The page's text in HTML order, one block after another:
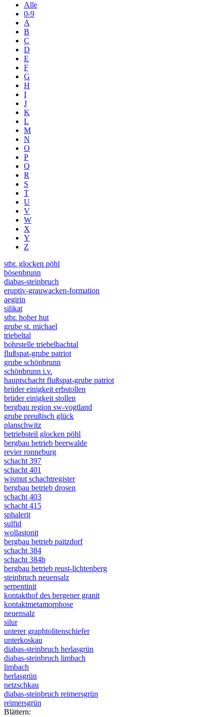
Alle
0-9
A
B
C
D
E
F
G
H
I
J
K
L
M
N
O
P
Q
R
S
T
U
V
W
X
Y
Z
stbr. glocken pöhl
bösenbrunn
diabas-steinbruch
eruptiv-grauwacken-formation
aegirin
silikat
stbr. hoher hut
grube st. michael
triebeltal
bohrstelle triebelbachtal
flußspat-grube patriot
grube schönbrunn
schönbrunn i.v.
hauptschacht flußspat-grube patriot
brüder einigkeit erbstollen
brüder einigkeit stollen
bergbau region sw-vogtland
grube preußisch glück
planschwitz
betriebsteil glocken pöhl
bergbau betrieb beerwalde
revier ronneburg
schacht 397
schacht 401
wismut schachtregister
bergbau betrieb drosen
schacht 403
schacht 415
sphalerit
sulfid
wollastonit
bergbau betrieb paitzdorf
schacht 384
schacht 384b
bergbau betrieb reust-lichtenberg
steinbruch neuensalz
serpentinit
kontakthof des bergener granit
kontaktmetamorphose
neuensalz
silur
unterer graphtolitenschiefer
unterkoskau
diabas-steinbruch herlasgrün
diabas-steinbruch limbach
limbach
herlasgrün
netzschkau
diabas-steinbruch reimersgrün
reimersgrün
Blättern: